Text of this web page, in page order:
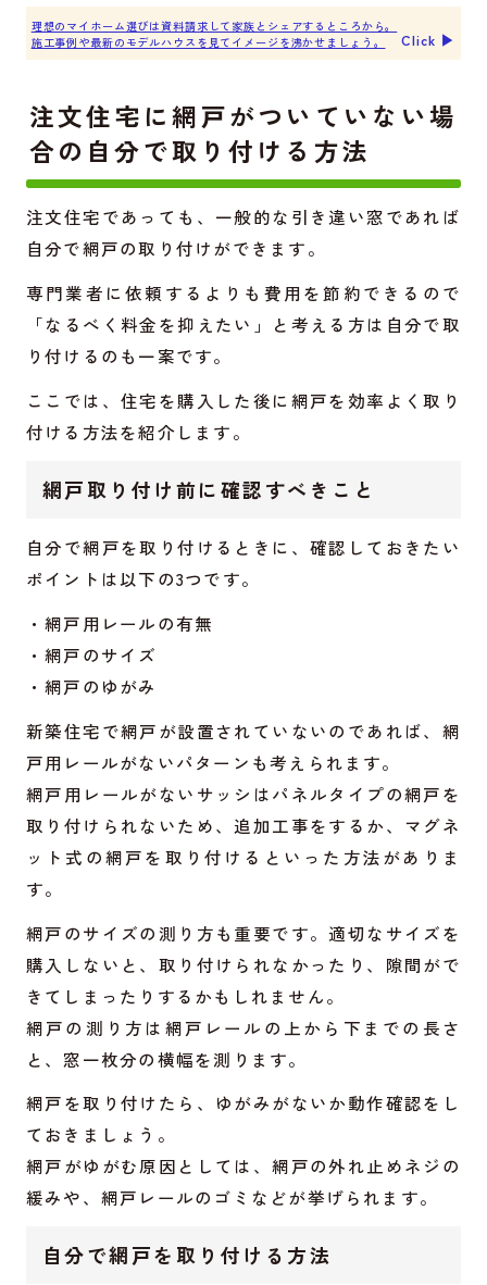
理想のマイホーム選びは資料請求して家族とシェアするところから。
施工事例や最新のモデルハウスを見てイメージを沸かせましょう。
Click ▶︎
注文住宅に網戸がついていない場
合の自分で取り付ける方法
注文住宅であっても、一般的な引き違い窓であれば
自分で網戸の取り付けができます。
専門業者に依頼するよりも費用を節約できるので
「なるべく料金を抑えたい」と考える方は自分で取
り付けるのも一案です。
ここでは、住宅を購入した後に網戸を効率よく取り
付ける方法を紹介します。
網戸取り付け前に確認すべきこと
自分で網戸を取り付けるときに、確認しておきたい
ポイントは以下の3つです。
・網戸用レールの有無
・網戸のサイズ
・網戸のゆがみ
新築住宅で網戸が設置されていないのであれば、網
戸用レールがないパターンも考えられます。
網戸用レールがないサッシはパネルタイプの網戸を
取り付けられないため、追加工事をするか、マグネ
ット式の網戸を取り付けるといった方法がありま
す。
網戸のサイズの測り方も重要です。適切なサイズを
購入しないと、取り付けられなかったり、隙間がで
きてしまったりするかもしれません。
網戸の測り方は網戸レールの上から下までの長さ
と、窓一枚分の横幅を測ります。
網戸を取り付けたら、ゆがみがないか動作確認をし
ておきましょう。
網戸がゆがむ原因としては、網戸の外れ止めネジの
緩みや、網戸レールのゴミなどが挙げられます。
自分で網戸を取り付ける方法